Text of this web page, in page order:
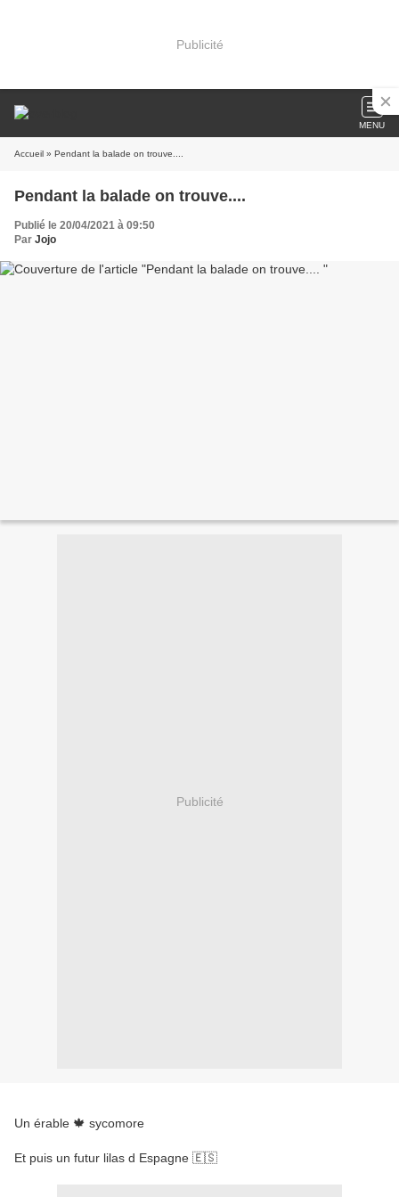
Publicité
MENU
Accueil » Pendant la balade on trouve....
Pendant la balade on trouve....
Publié le 20/04/2021 à 09:50
Par Jojo
Publicité
Un érable 🍁 sycomore
Et puis un futur lilas d Espagne 🇪🇸